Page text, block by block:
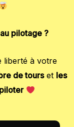
pilotage ?
liberté à votre
de tourset les